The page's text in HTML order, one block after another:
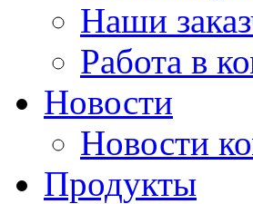
Наши
Работа в
Новости
Новости
Продукты